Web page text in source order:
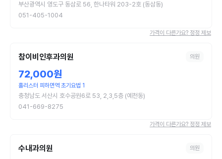
부산광역시 영도구 동삼로 56, 한나타워 203-2호 (동삼동)
051-405-1004
가격이 다른가요? 정정 제보
참이비인후과의원 의원
72,000원
홀리스터 피하면역 초기요법 1
충청남도 서산시 호수공원6로 53, 2,3,5층 (예천동)
041-669-8275
가격이 다른가요? 정정 제보
수내과의원 의원